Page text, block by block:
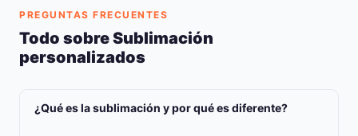
PREGUNTAS FRECUENTES
Todo sobre Sublimación
personalizados
¿Qué es la sublimación y por qué es diferente?